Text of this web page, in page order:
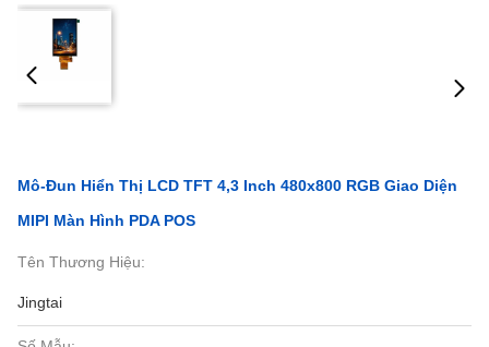
Mô-Đun Hiển Thị LCD TFT 4,3 Inch 480x800 RGB Giao Diện
MIPI Màn Hình PDA POS
Tên Thương Hiệu:
Jingtai